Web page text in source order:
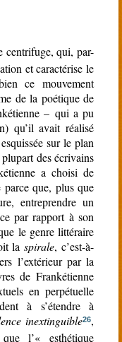
centrifuge, qui, par-
et caractérise le
ce mouvement
de la poétique de
– qui a pu
qu’il avait réalisé
sur le plan
des écrivains
a choisi de
parce que, plus que
entreprendre un
par rapport à son
le genre littéraire
laspirale, c’est-à-
l’extérieur par la
de Frankétienne
en perpétuelle
à s’étendre à
inextinguible26,
l’« esthétique